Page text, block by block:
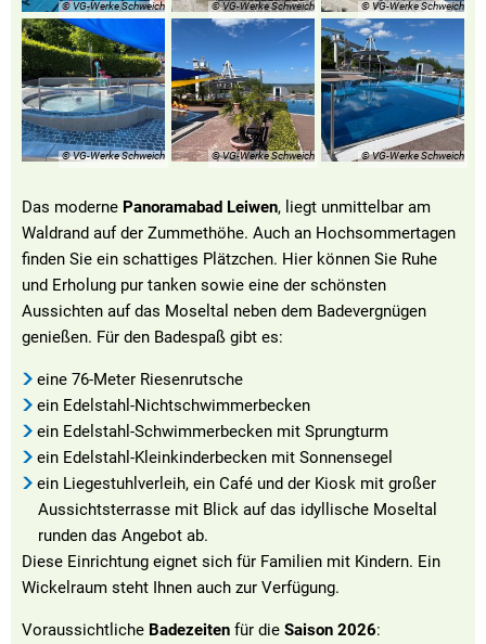
© VG-Werke Schweich © VG-Werke Schweich © VG-Werke Schweich
© VG-Werke Schweich © VG-Werke Schweich © VG-Werke Schweich
Das moderne Panoramabad Leiwen, liegt unmittelbar am
Waldrand auf der Zummethöhe. Auch an Hochsommertagen
finden Sie ein schattiges Plätzchen. Hier können Sie Ruhe
und Erholung pur tanken sowie eine der schönsten
Aussichten auf das Moseltal neben dem Badevergnügen
genießen. Für den Badespaß gibt es:
eine 76-Meter Riesenrutsche
ein Edelstahl-Nichtschwimmerbecken
ein Edelstahl-Schwimmerbecken mit Sprungturm
ein Edelstahl-Kleinkinderbecken mit Sonnensegel
ein Liegestuhlverleih, ein Café und der Kiosk mit großer
Aussichtsterrasse mit Blick auf das idyllische Moseltal
runden das Angebot ab.
Diese Einrichtung eignet sich für Familien mit Kindern. Ein
Wickelraum steht Ihnen auch zur Verfügung.
Voraussichtliche Badezeiten für die Saison 2026: